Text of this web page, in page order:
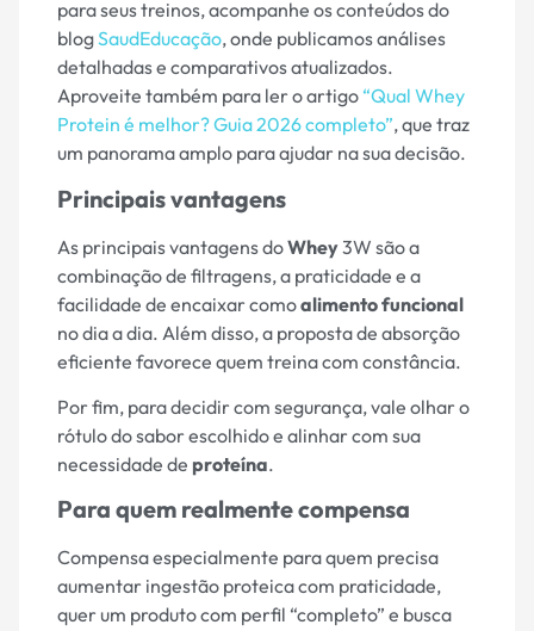
para seus treinos, acompanhe os conteúdos do
blogSaudEducação, onde publicamos análises
detalhadas e comparativos atualizados.
Aproveite também para ler o artigo“Qual Whey
Protein é melhor? Guia 2026 completo”, que traz
um panorama amplo para ajudar na sua decisão.
Principais vantagens
As principais vantagens doWhey3W são a
combinação de filtragens, a praticidade e a
facilidade de encaixar comoalimento funcional
no dia a dia. Além disso, a proposta de absorção
eficiente favorece quem treina com constância.
Por fim, para decidir com segurança, vale olhar o
rótulo do sabor escolhido e alinhar com sua
necessidade de proteína.
Para quem realmente compensa
Compensa especialmente para quem precisa
aumentar ingestão proteica com praticidade,
quer um produto com perfil “completo” e busca